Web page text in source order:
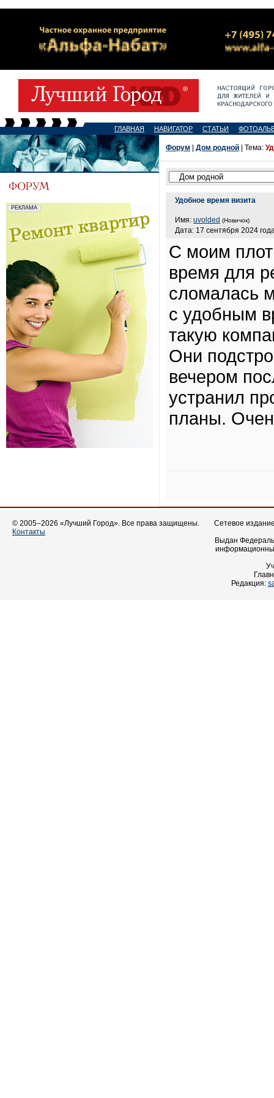
ГЛАВНАЯ НАВИГАТОР СТАТЬИ
Форум Дом родной | Тема:
Удобное время визита
Имя: uvolded (Новичок)
Дата: 17 сентября 2024
С моим
время для
сломалась
с удобным
такую
Они
вечером
устранил
планы.
© 2005–2026 «Лучший Город». Все права защищены.
Контакты
Сетевое
Выдан
Редакция: